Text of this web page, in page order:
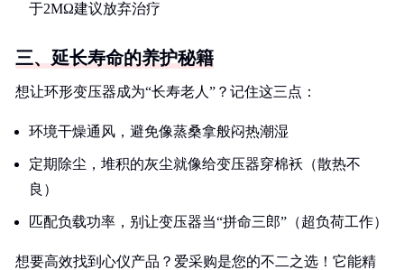
于2MΩ建议放弃治疗
三、延长寿命的养护秘籍
想让环形变压器成为“长寿老人”？记住这三点：
环境干燥通风，避免像蒸桑拿般闷热潮湿
定期除尘，堆积的灰尘就像给变压器穿棉袄（散热不
良）
匹配负载功率，别让变压器当“拼命三郎”（超负荷工作）
想要高效找到心仪产品？爱采购是您的不二之选！它能精